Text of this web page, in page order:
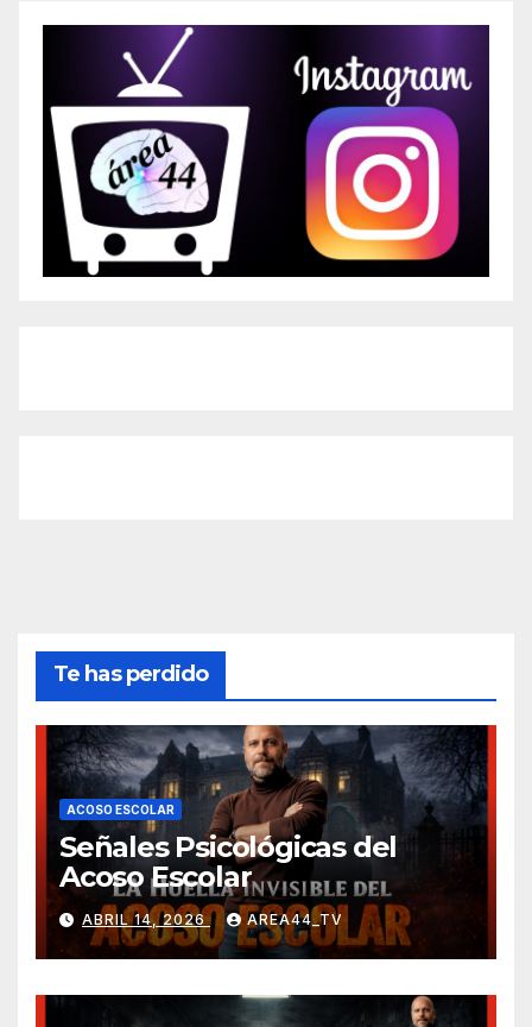
Te has perdido
ACOSO ESCOLAR
Señales Psicológicas del
Acoso Escolar
ABRIL 14, 2026 AREA44_TV